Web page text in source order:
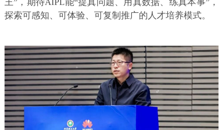
探索可感知、可体验、可复制推广的人才培养模式。